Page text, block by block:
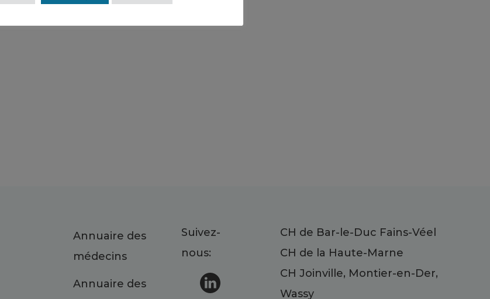
Annuaire des
médecins
Annuaire des
Suivez-
nous:
CH de Bar-le-Duc Fains-Véel
CH de la Haute-Marne
CH Joinville, Montier-en-Der,
Wassy